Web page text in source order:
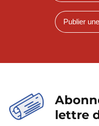
Publier
lettre